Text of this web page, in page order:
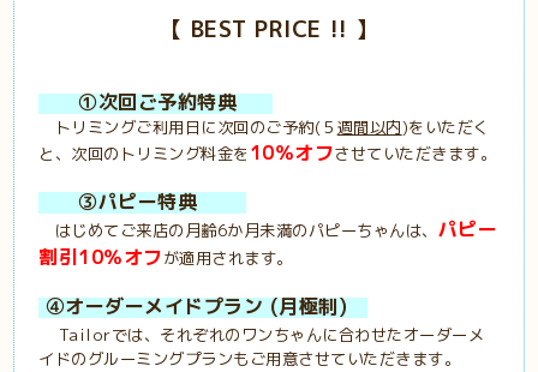
【 BEST PRICE !! 】
①次回ご予約特典
トリミングご利用日に次回のご予約(５ 週間以内)をいただく
と、次回のトリミング料金を10％オフさせていただきます。
③パピー特典
はじめてご来店の月齢6か月未満のパピーちゃんは、 パピー
割引10％オフが適用されます。
④オーダーメイドプラン (月極制)
Tailorでは、それぞれのワンちゃんに合わせたオーダーメ
イドのグルーミングプランもご用意させていただきます。